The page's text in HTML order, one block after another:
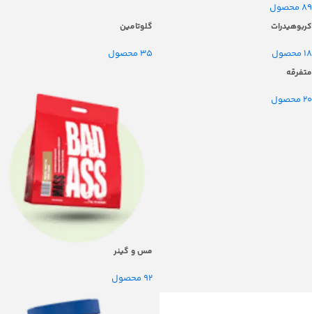
89 محصول
کربوهیدرات
18 محصول
گلوتامین
35 محصول
متفرقه
20 محصول
مس و گینر
92 محصول